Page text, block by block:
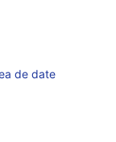
de date